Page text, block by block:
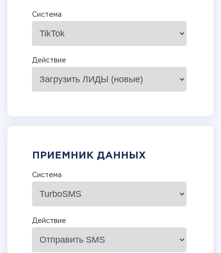
Система
Действие
ПРИЕМНИК ДАННЫХ
Система
Действие